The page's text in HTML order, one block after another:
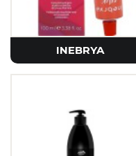
INEBRYA